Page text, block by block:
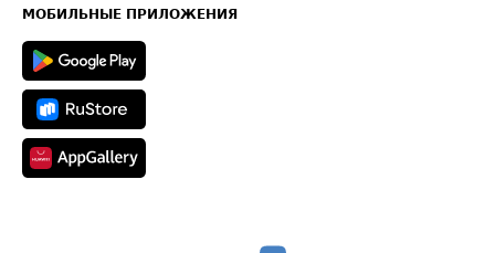
Техническая информация
МОБИЛЬНЫЕ ПРИЛОЖЕНИЯ